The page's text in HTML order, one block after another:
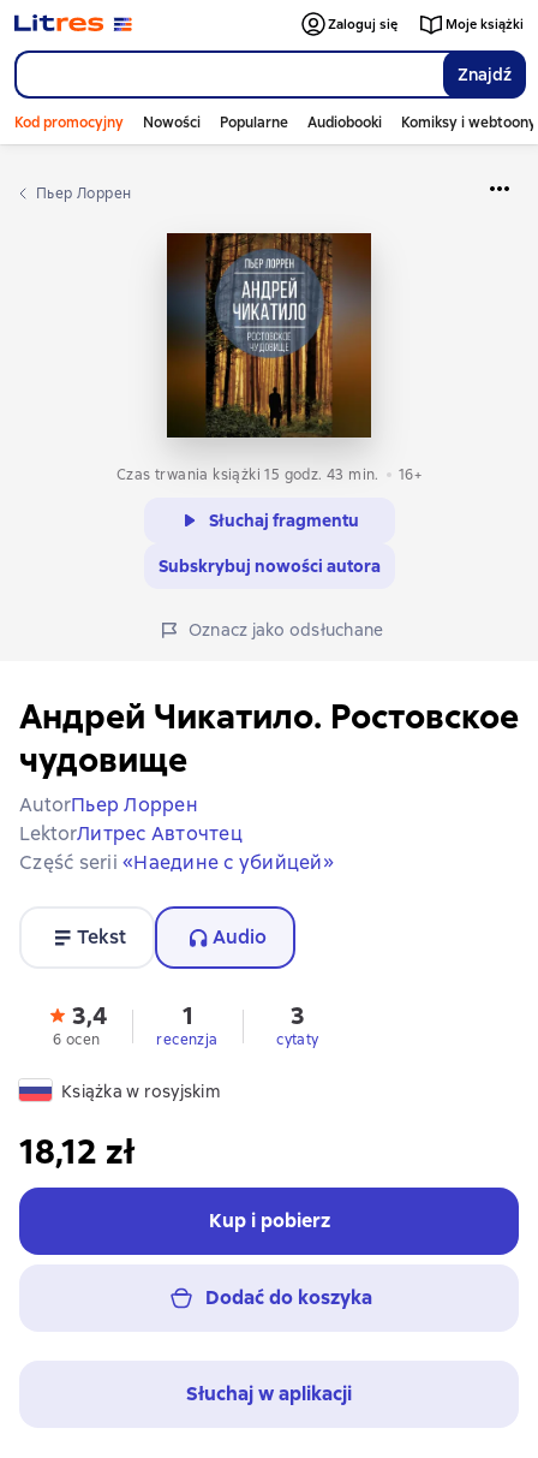
Znajdź
Zaloguj się Moje książki
Kod promocyjny Nowości Popularne Audiobooki Komiksy i webtoony
Пьер Лоррен
Czas trwania książki 15 godz. 43 min. 16+
Słuchaj fragmentu
Subskrybuj nowości autora
Oznacz jako odsłuchane
Андрей Чикатило. Ростовское
чудовище
AutorПьер Лоррен
LektorЛитрес Авточтец
Część serii «Наедине с убийцей»
Tekst Audio
3,4
6 ocen
1
recenzja
3
cytaty
Książka w rosyjskim
18,12 zł
Kup i pobierz
Dodać do koszyka
Słuchaj w aplikacji